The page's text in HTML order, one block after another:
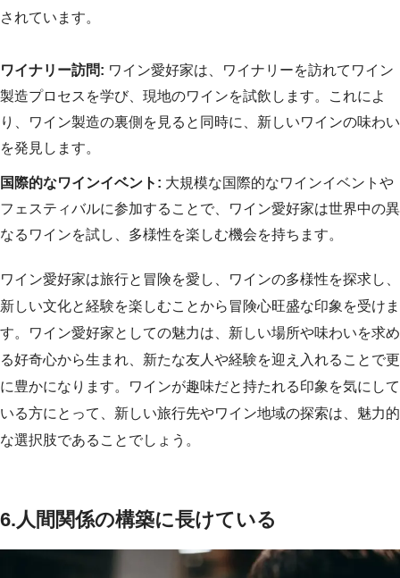
されています。
ワイナリー訪問: ワイン愛好家は、ワイナリーを訪れてワイン
製造プロセスを学び、現地のワインを試飲します。これによ
り、ワイン製造の裏側を見ると同時に、新しいワインの味わい
を発見します。
国際的なワインイベント: 大規模な国際的なワインイベントや
フェスティバルに参加することで、ワイン愛好家は世界中の異
なるワインを試し、多様性を楽しむ機会を持ちます。
ワイン愛好家は旅行と冒険を愛し、ワインの多様性を探求し、
新しい文化と経験を楽しむことから冒険心旺盛な印象を受けま
す。ワイン愛好家としての魅力は、新しい場所や味わいを求め
る好奇心から生まれ、新たな友人や経験を迎え入れることで更
に豊かになります。ワインが趣味だと持たれる印象を気にして
いる方にとって、新しい旅行先やワイン地域の探索は、魅力的
な選択肢であることでしょう。
6.人間関係の構築に長けている